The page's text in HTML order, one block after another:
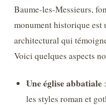
Baume-les-Messieurs,
monument historique est
architectural qui
Voici quelques aspects
Une église abbatiale
les styles roman et